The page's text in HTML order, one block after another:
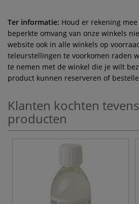
Ter informatie: Houd er rekening
beperkte omvang van onze winkels
website ook in alle winkels op
teleurstellingen te voorkomen raden
te nemen met de winkel die je wilt
product kunnen reserveren of
Klanten kochten
producten